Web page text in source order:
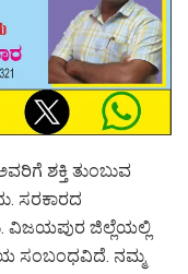
ಶಕ್ತಿ ತುಂಬುವ
ಸರಕಾರದ
‌ವಿಜಯಪುರ ಜಿಲ್ಲೆಯಲ್ಲಿ
ಸಂಬಂಧವಿದೆ. ನಮ್ಮ